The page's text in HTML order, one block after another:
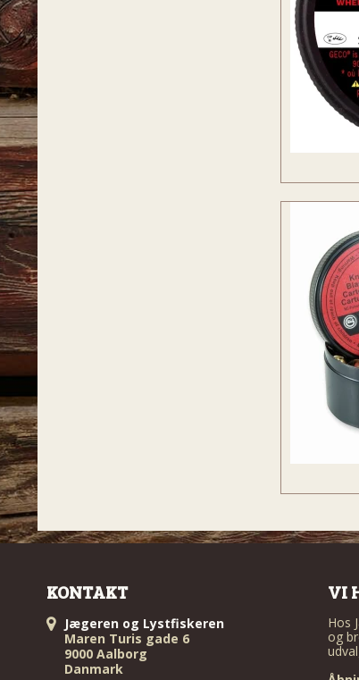
KONTAKT
Jægeren og Lystfiskeren
Maren Turis gade 6
9000 Aalborg
Danmark
VI
Hos
og